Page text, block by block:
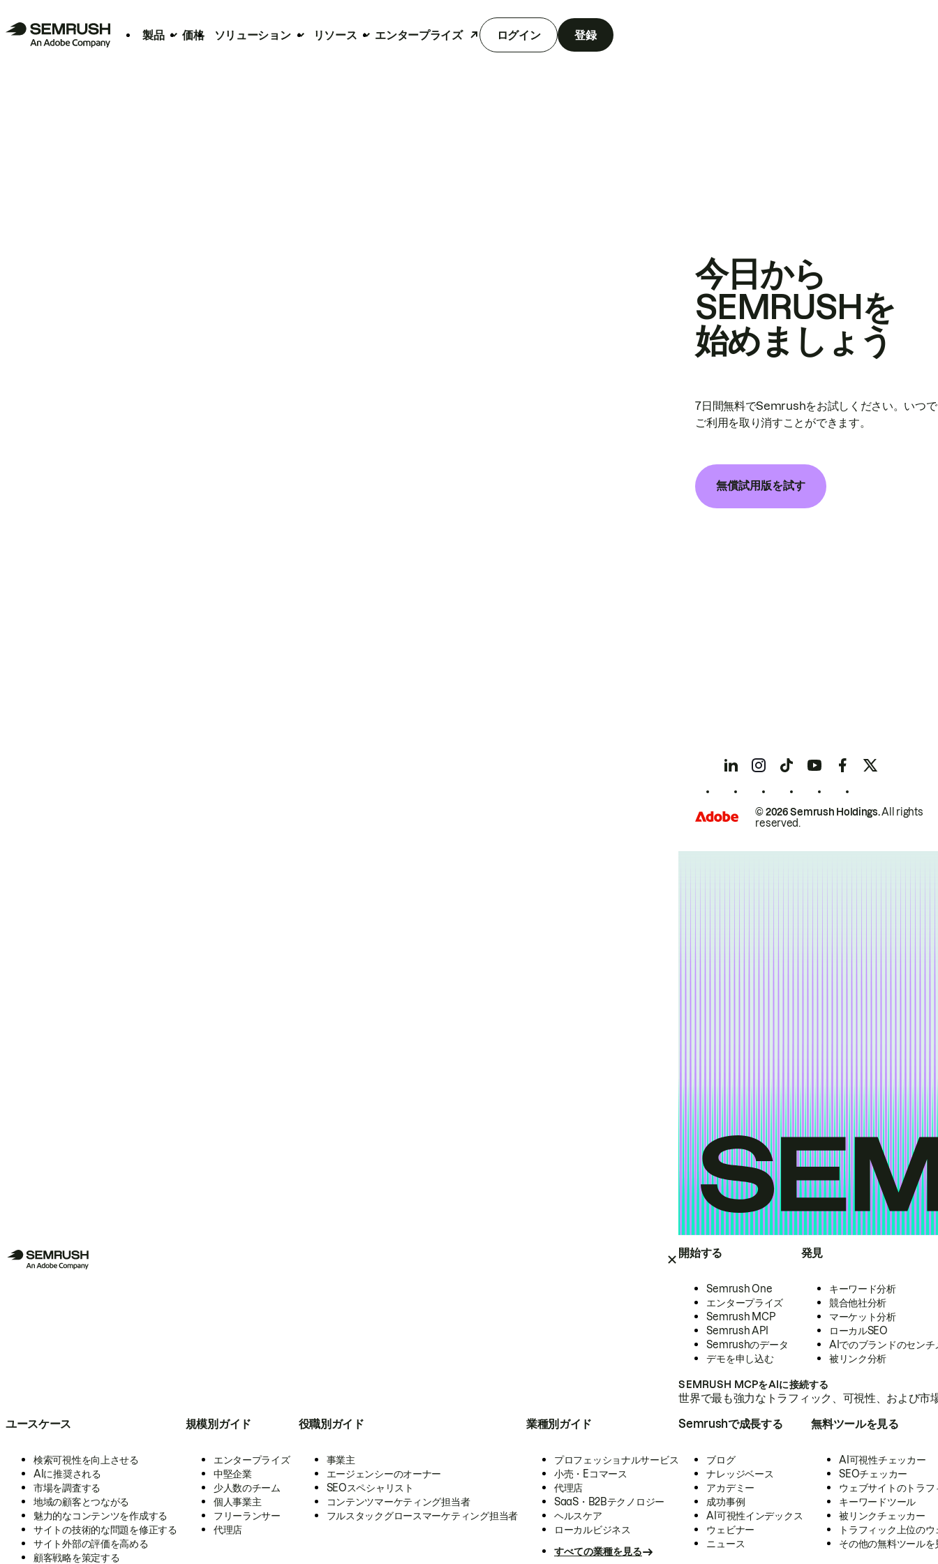
製品 価格 ソリューション リソース エンタープライズ ログイン 登録
開始する
Semrush One
エンタープライズ
Semrush MCP
Semrush API
Semrushのデータ
デモを申し込む
発見
キーワード分析
競合他社分析
マーケット分析
ローカルSEO
AIでのブランドのセンチ
被リンク分析
SEMRUSH MCPをAIに接続する
世界で最も強力なトラフィック、可視性、および
ユースケース
検索可視性を向上させる
AIに推奨される
市場を調査する
地域の顧客とつながる
魅力的なコンテンツを作成する
サイトの技術的な問題を修正する
サイト外部の評価を高める
顧客戦略を策定する
規模別ガイド
エンタープライズ
中堅企業
少人数のチーム
個人事業主
フリーランサー
代理店
役職別ガイド
事業主
エージェンシーのオーナー
SEOスペシャリスト
コンテンツマーケティング担当者
フルスタックグロースマーケティング担当者
業種別ガイド
プロフェッショナルサービス
小売・Eコマース
代理店
SaaS・B2Bテクノロジー
ヘルスケア
ローカルビジネス
すべての業種を見る
Semrushで成長する
ブログ
ナレッジベース
アカデミー
成功事例
AI可視性インデックス
ウェビナー
ニュース
無料ツールを見る
AI可視性チェッカー
SEOチェッカー
ウェブサイトのトラ
キーワードツール
被リンクチェッカー
トラフィック上位の
その他の無料ツールを
今日から
SEMRUSHを
始めましょう
7日間無料でSemrushをお試しください。いつ
ご利用を取り消すことができます。
無償試用版を試す
© 2026 Semrush Holdings.All rights
reserved.